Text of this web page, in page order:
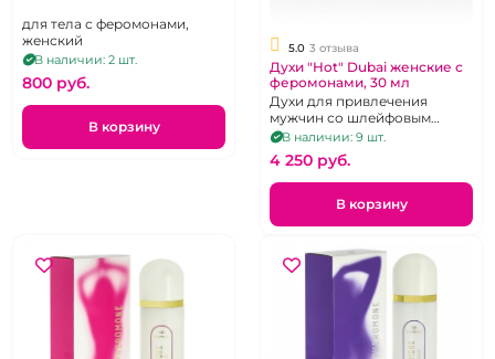
для тела с феромонами,
женский
В наличии: 2 шт.
800 pуб.
В корзину
5.0 3 отзыва
Духи "Hot" Dubai женские с
феромонами, 30 мл
Духи для привлечения
мужчин со шлейфовым
ароматом, 30 мл.
В наличии: 9 шт.
4 250 pуб.
В корзину